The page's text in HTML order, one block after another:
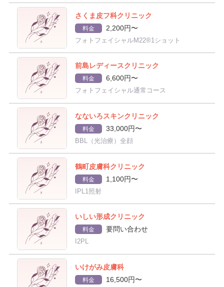
さくま皮フ科クリニック
料金 2,200円〜
フォトフェイシャルM22®1ショット
前島レディースクリニック
料金 6,600円〜
フォトフェイシャル通常コース
なないろスキンクリニック
料金 33,000円〜
BBL（光治療）全顔
鶴町皮膚科クリニック
料金 1,100円〜
IPL1照射
いしい形成クリニック
料金 要問い合わせ
I2PL
いけがみ皮膚科
料金 16,500円〜